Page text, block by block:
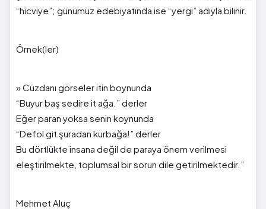
“hicviye”; günümüz edebiyatında ise “yergi” adıyla bilinir.
Örnek(ler)
» Cüzdanı görseler itin boynunda
“Buyur baş sedire it ağa.” derler
Eğer paran yoksa senin koynunda
“Defol git şuradan kurbağa!” derler
Bu dörtlükte insana değil de paraya önem verilmesi
eleştirilmekte, toplumsal bir sorun dile getirilmektedir.”
Mehmet Aluç